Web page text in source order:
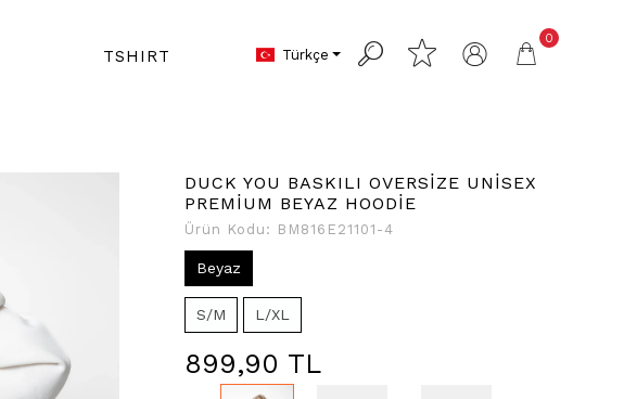
TSHIRT Türkçe
0
DUCK YOU BASKILI OVERSİZE UNİSEX
PREMİUM BEYAZ HOODİE
Ürün Kodu: BM816E21101-4
Beyaz
S/M L/XL
899,90 TL